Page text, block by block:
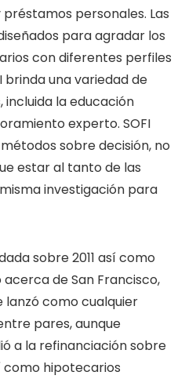
personales. Las
para agradar los
con diferentes perfiles
brinda una variedad de
la educación
experto. SOFI
sobre decisión, no
estar al tanto de las
investigación para
sobre 2011 así­ como
de San Francisco,
lanzó como cualquier
pares, aunque
a la refinanciación sobre
como hipotecarios